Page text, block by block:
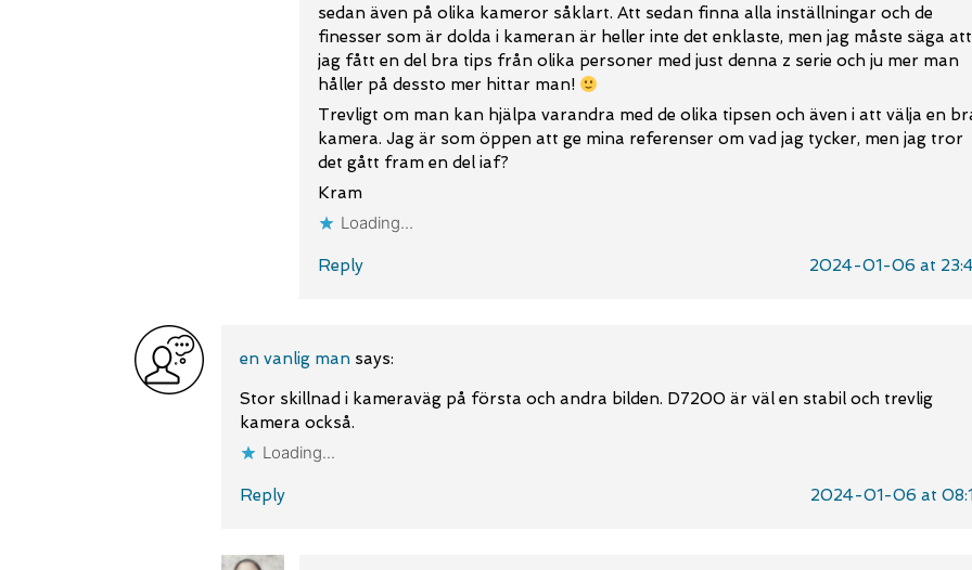
sedan även på olika kameror såklart. Att sedan finna alla inställningar och de
finesser som är dolda i kameran är heller inte det enklaste, men jag måste säga att
jag fått en del bra tips från olika personer med just denna z serie och ju mer man
håller på dessto mer hittar man!
Trevligt om man kan hjälpa varandra med de olika tipsen och även i att välja en
kamera. Jag är som öppen att ge mina referenser om vad jag tycker, men jag tror
det gått fram en del iaf?
Kram
Loading...
Reply 2024-01-06 at
en vanlig man says:
Stor skillnad i kameraväg på första och andra bilden. D7200 är väl en stabil och trevlig
kamera också.
Loading...
Reply 2024-01-06 at